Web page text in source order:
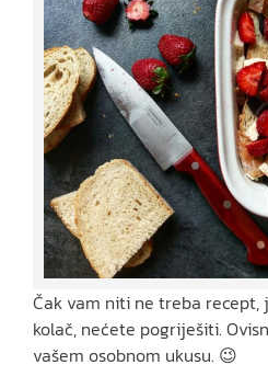
Čak vam niti ne treba recept,
kolač, nećete pogriješiti.
vašem osobnom ukusu. 😉